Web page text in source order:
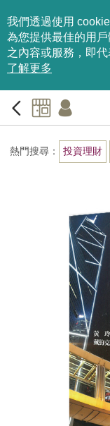
我們透過使用
為您提供最佳的用
之內容或服務，即
了解更多
熱門搜尋： 投資理財